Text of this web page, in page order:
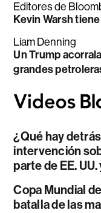
Editores de
Kevin Warsh
Liam Denning
Un Trump
grandes
¿Qué hay
intervención
parte de EE.
Copa Mundial
batalla de las